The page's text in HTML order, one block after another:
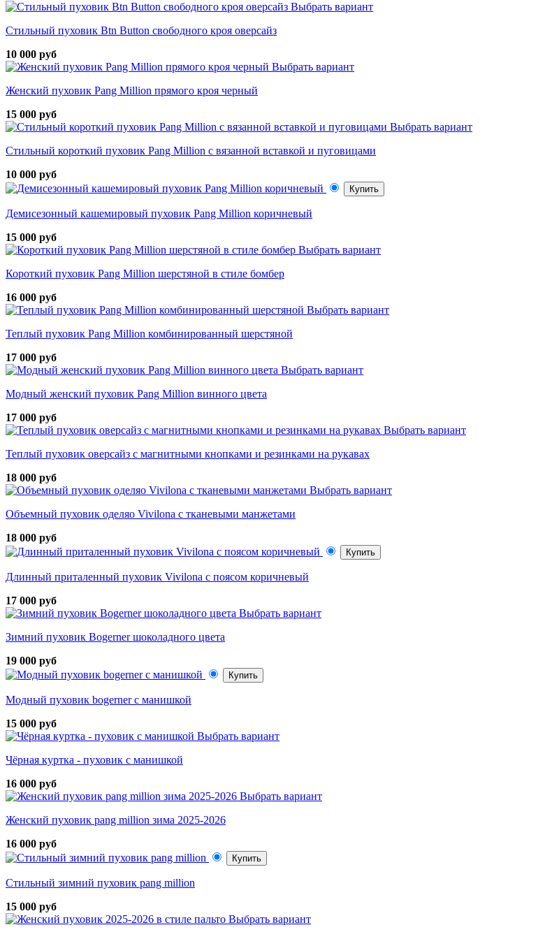
Выбрать вариант
Стильный пуховик Btn Button свободного кроя оверсайз
10 000 руб
Выбрать вариант
Женский пуховик Pang Million прямого кроя черный
15 000 руб
Выбрать вариант
Стильный короткий пуховик Pang Million с вязанной вставкой и пуговицами
10 000 руб
Купить
Демисезонный кашемировый пуховик Pang Million коричневый
15 000 руб
Выбрать вариант
Короткий пуховик Pang Million шерстяной в стиле бомбер
16 000 руб
Выбрать вариант
Теплый пуховик Pang Million комбинированный шерстяной
17 000 руб
Выбрать вариант
Модный женский пуховик Pang Million винного цвета
17 000 руб
Выбрать вариант
Теплый пуховик оверсайз с магнитными кнопками и резинками на рукавах
18 000 руб
Выбрать вариант
Объемный пуховик оделяо Vivilona с тканевыми манжетами
18 000 руб
Купить
Длинный приталенный пуховик Vivilona с поясом коричневый
17 000 руб
Выбрать вариант
Зимний пуховик Bogerner шоколадного цвета
19 000 руб
Купить
Модный пуховик bogerner с манишкой
15 000 руб
Выбрать вариант
Чёрная куртка - пуховик с манишкой
16 000 руб
Выбрать вариант
Женский пуховик pang million зима 2025-2026
16 000 руб
Купить
Стильный зимний пуховик pang million
15 000 руб
Выбрать вариант